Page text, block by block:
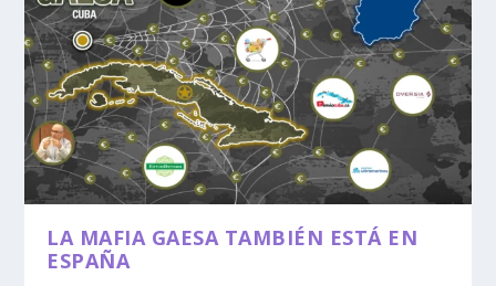
LA MAFIA GAESA TAMBIÉN ESTÁ EN
ESPAÑA